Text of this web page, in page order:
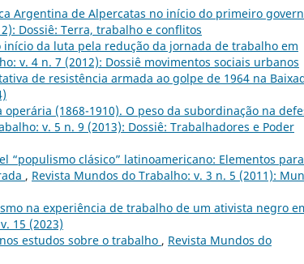
Argentina de Alpercatas no início do primeiro
Dossiê: Terra, trabalho e conflitos
da luta pela redução da jornada de trabalho em
v. 4 n. 7 (2012): Dossiê movimentos sociais urbanos
de resistência armada ao golpe de 1964 na
(1868-1910). O peso da subordinação na
v. 5 n. 9 (2013): Dossiê: Trabalhadores e Poder
“populismo clásico” latinoamericano: Elementos
, Revista Mundos do Trabalho: v. 3 n. 5 (2011):
na experiência de trabalho de um ativista negro
15 (2023)
estudos sobre o trabalho , Revista Mundos do